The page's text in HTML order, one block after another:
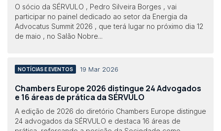
O sócio da SÉRVULO , Pedro Silveira Borges , vai
participar no painel dedicado ao setor da Energia da
Advocatus Summit 2026 , que terá lugar no próximo dia 12
de maio , no Salão Nobre...
NOTÍCIAS E EVENTOS 19 Mar 2026
Chambers Europe 2026 distingue 24 Advogados
e 16 áreas de prática da SÉRVULO
A edição de 2026 do diretório Chambers Europe distingue
24 advogados da SÉRVULO e destaca 16 áreas de